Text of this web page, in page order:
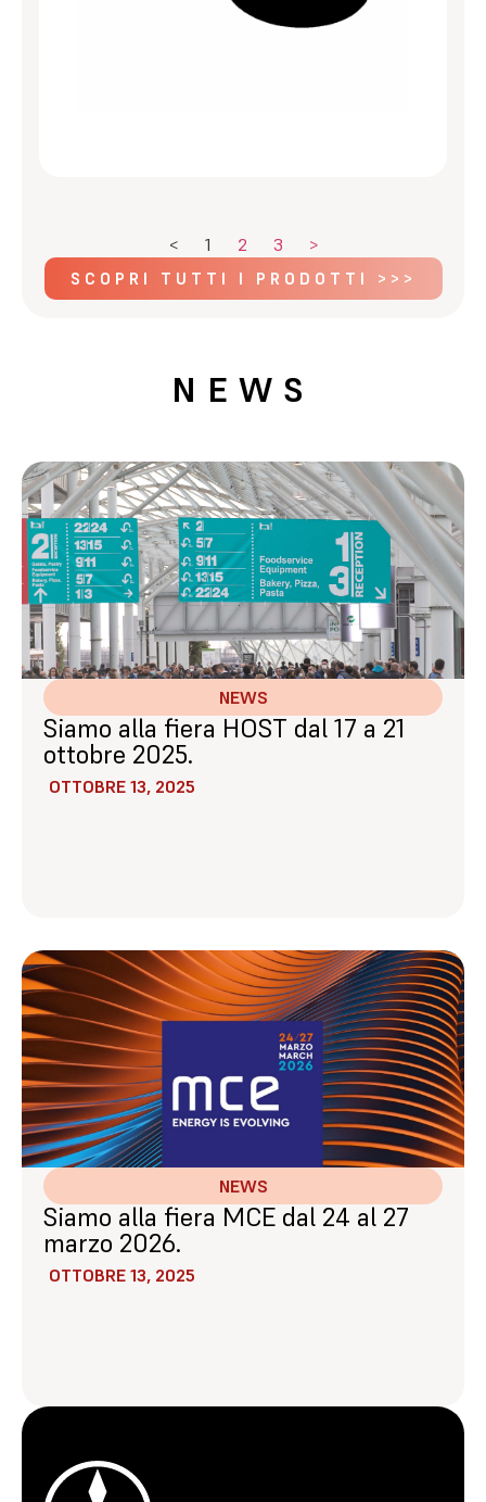
< 1 2 3 >
SCOPRI TUTTI I PRODOTTI >>>
NEWS
NEWS
Siamo alla fiera HOST dal 17 a 21
ottobre 2025.
OTTOBRE 13, 2025
NEWS
Siamo alla fiera MCE dal 24 al 27
marzo 2026.
OTTOBRE 13, 2025